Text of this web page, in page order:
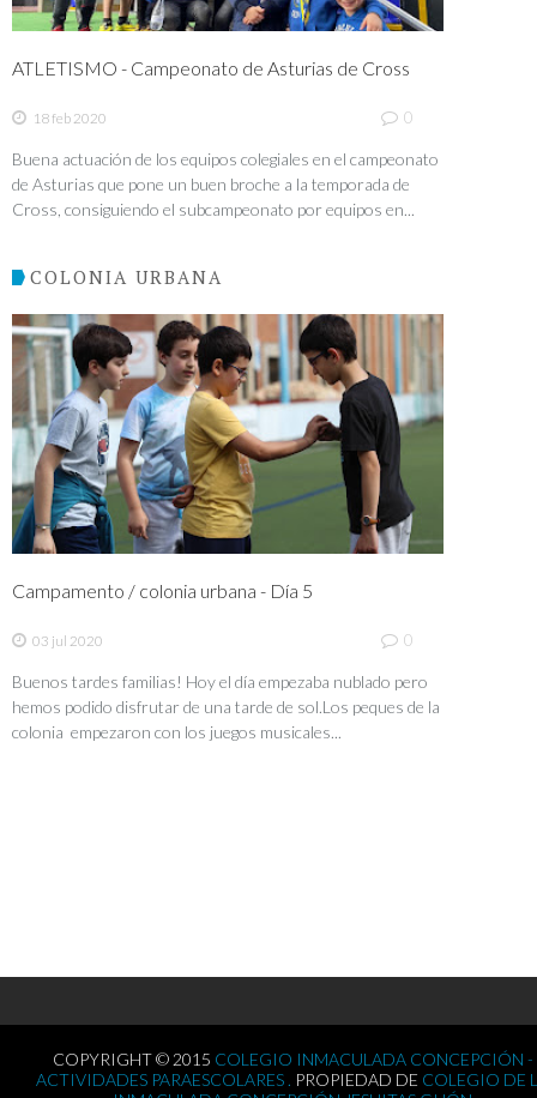
ATLETISMO - Campeonato de Asturias de Cross
18 feb 2020 0
Buena actuación de los equipos colegiales en el campeonato
de Asturias que pone un buen broche a la temporada de
Cross, consiguiendo el subcampeonato por equipos en...
COLONIA URBANA
Campamento / colonia urbana - Día 5
03 jul 2020 0
Buenos tardes familias! Hoy el día empezaba nublado pero
hemos podido disfrutar de una tarde de sol.Los peques de la
colonia empezaron con los juegos musicales...
COPYRIGHT © 2015 COLEGIO INMACULADA CONCEPCIÓN -
ACTIVIDADES PARAESCOLARES . PROPIEDAD DE COLEGIO DE